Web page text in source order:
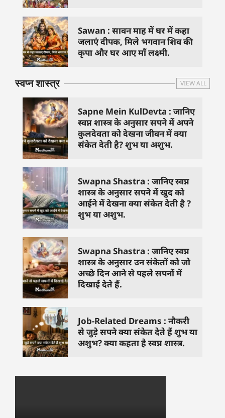
Sawan : सावन माह में घर में कहा
जलाएं दीपक, मिले भगवान शिव की
कृपा और घर आए माँ लक्ष्मी.
स्वप्न शास्त्र VIEW ALL
Sapne Mein KulDevta : जानिए
स्वप्न शास्त्र के अनुसार सपने में अपने
कुलदेवता को देखना जीवन में क्या
संकेत देती है? शुभ या अशुभ.
Swapna Shastra : जानिए स्वप्न
शास्त्र के अनुसार सपने में खुद को
आईने में देखना क्या संकेत देती है ?
शुभ या अशुभ.
Swapna Shastra : जानिए स्वप्न
शास्त्र के अनुसार उन संकेतों को जो
अच्छे दिन आने से पहले सपनों में
दिखाई देते हैं.
Job-Related Dreams : नौकरी
से जुड़े सपने क्या संकेत देते हैं शुभ या
अशुभ? क्या कहता है स्वप्न शास्त्र.